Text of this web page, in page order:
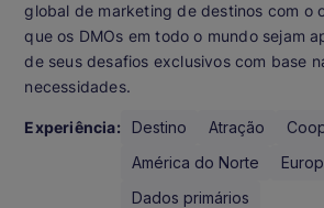
global de marketing de destinos com o
que os DMOs em todo o mundo sejam
de seus desafios exclusivos com base
necessidades.
Experiência: Destino Atração
América do Norte
Dados primários